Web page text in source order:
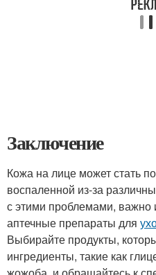
Заключение
Кожа на лице может стать
воспаленной из-за
с этими проблемами, важно
аптечные препараты для
Выбирайте продукты,
ингредиенты, такие как